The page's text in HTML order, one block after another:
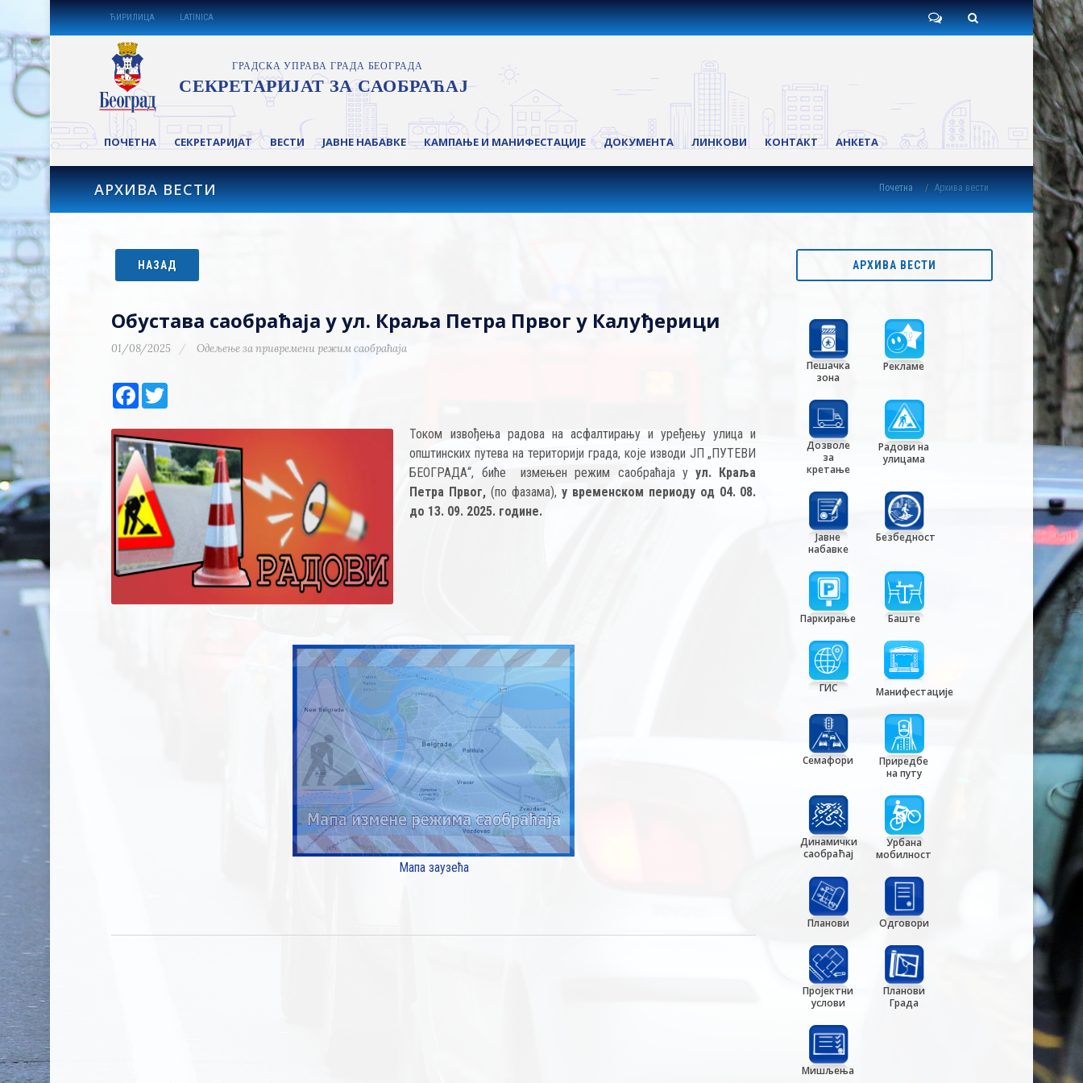
ЋИРИЛИЦА LATINICA
ПОЧЕТНА СЕКРЕТАРИЈАТ ВЕСТИ ЈАВНЕ НАБАВКЕ КАМПАЊЕ И МАНИФЕСТАЦИЈЕ ДОКУМЕНТА ЛИНКОВИ КОНТАКТ АНКЕТА
АРХИВА ВЕСТИ Почетна Архива вести
НАЗАД
Обустава саобраћаја у ул. Краља Петра Првог у Калуђерици
01/08/2025 Одељење за привремени режим саобраћаја
Facebook
Током извођења радова на асфалтирању и уређењу улица и
општинских путева на територији града, које изводи ЈП „ПУТЕВИ
БЕОГРАДА“, биће измењен режим саобраћаја уул. Краља
Петра Првог, (по фазама), у временском периоду од 04. 08.
до 13. 09. 2025. године.
Мапа заузећа
АРХИВА ВЕСТИ
Пешачка
зона
Рекламе
Дозволе
за
кретање
Радови на
улицама
Јавне
набавке
Безбедност
Паркирање Баште
ГИС Манифестације
Семафори
Приредбе
на путу
Динамички
саобраћај
Урбана
мобилност
Планови Одговори
Пројектни
услови
Планови
Града
Мишљења